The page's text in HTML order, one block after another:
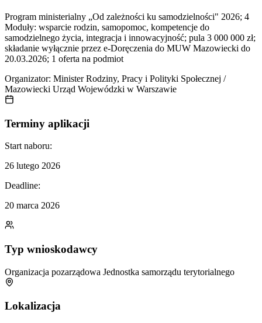
Program ministerialny „Od zależności ku samodzielności" 2026; 4
Moduły: wsparcie rodzin, samopomoc, kompetencje do
samodzielnego życia, integracja i innowacyjność; pula 3 000 000 zł;
składanie wyłącznie przez e-Doręczenia do MUW Mazowiecki do
20.03.2026; 1 oferta na podmiot
Organizator: Minister Rodziny, Pracy i Polityki Społecznej /
Mazowiecki Urząd Wojewódzki w Warszawie
Terminy aplikacji
Start naboru:
26 lutego 2026
Deadline:
20 marca 2026
Typ wnioskodawcy
Organizacja pozarządowa Jednostka samorządu terytorialnego
Lokalizacja